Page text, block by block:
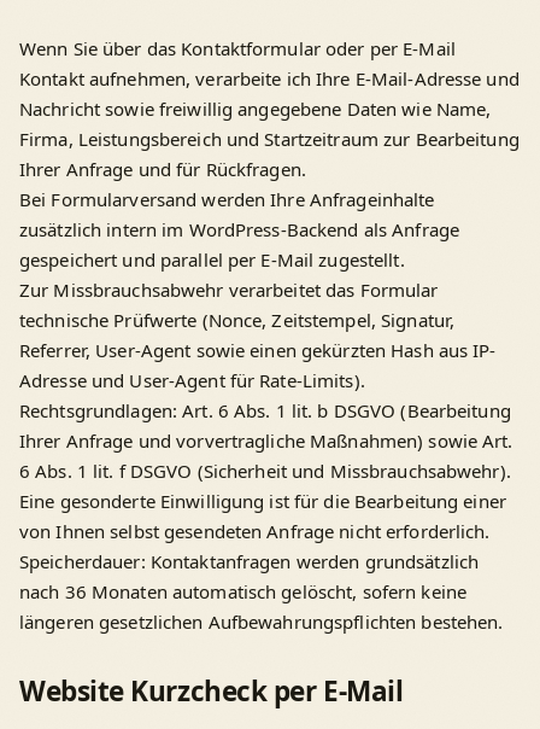
Wenn Sie über das Kontaktformular oder per E-Mail
Kontakt aufnehmen, verarbeite ich Ihre E-Mail-Adresse und
Nachricht sowie freiwillig angegebene Daten wie Name,
Firma, Leistungsbereich und Startzeitraum zur Bearbeitung
Ihrer Anfrage und für Rückfragen.
Bei Formularversand werden Ihre Anfrageinhalte
zusätzlich intern im WordPress-Backend als Anfrage
gespeichert und parallel per E-Mail zugestellt.
Zur Missbrauchsabwehr verarbeitet das Formular
technische Prüfwerte (Nonce, Zeitstempel, Signatur,
Referrer, User-Agent sowie einen gekürzten Hash aus IP-
Adresse und User-Agent für Rate-Limits).
Rechtsgrundlagen: Art. 6 Abs. 1 lit. b DSGVO (Bearbeitung
Ihrer Anfrage und vorvertragliche Maßnahmen) sowie Art.
6 Abs. 1 lit. f DSGVO (Sicherheit und Missbrauchsabwehr).
Eine gesonderte Einwilligung ist für die Bearbeitung einer
von Ihnen selbst gesendeten Anfrage nicht erforderlich.
Speicherdauer: Kontaktanfragen werden grundsätzlich
nach 36 Monaten automatisch gelöscht, sofern keine
längeren gesetzlichen Aufbewahrungspflichten bestehen.
Website Kurzcheck per E-Mail